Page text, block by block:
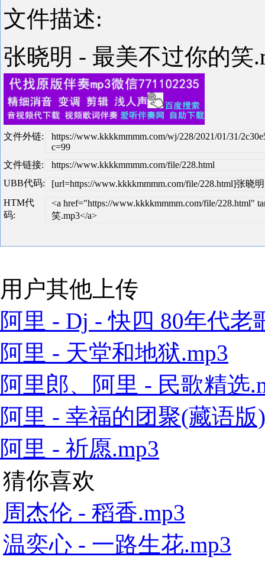
文件描述:
张晓明 - 最美不过你的笑
文件外链:
https://www.kkkkmmmm.com/wj/228/2021/01/31/
c=99
文件链接:
https://www.kkkkmmmm.com/file/228.html
UBB代码:
[url=https://www.kkkkmmmm.com/file/228.html]张晓
HTM代
码:
<a href="https://www.kkkkmmmm.com/file/228.html"
笑.mp3</a>
用户其他上传
阿里 - Dj - 快四 80年代老
阿里 - 天堂和地狱.mp3
阿里郎、阿里 - 民歌精选
阿里 - 幸福的团聚(藏语版
阿里 - 祈愿.mp3
猜你喜欢
周杰伦 - 稻香.mp3
温奕心 - 一路生花.mp3